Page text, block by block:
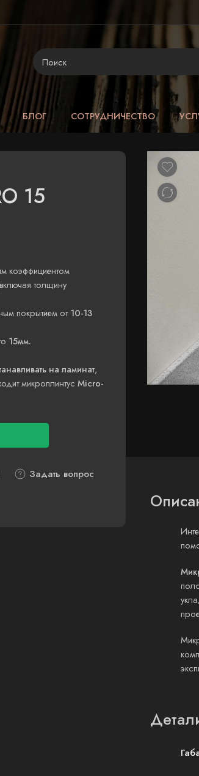
БЛОГ СОТРУДНИЧЕСТВО
15
коэффициентом
толщину
покрытием от10-13
15мм.
на ламинат,
микроплинтус Micro-
Задать вопрос